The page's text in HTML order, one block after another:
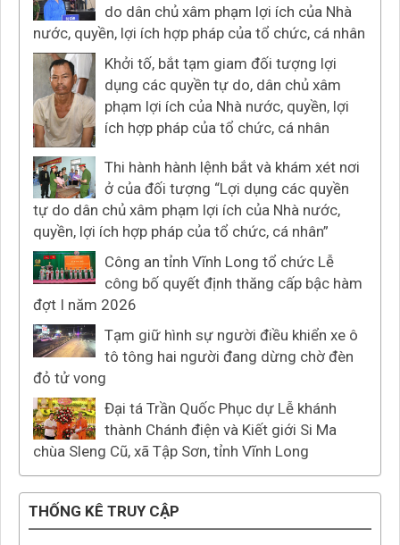
do dân chủ xâm phạm lợi ích của Nhà
nước, quyền, lợi ích hợp pháp của tổ chức, cá nhân
Khởi tố, bắt tạm giam đối tượng lợi
dụng các quyền tự do, dân chủ xâm
phạm lợi ích của Nhà nước, quyền, lợi
ích hợp pháp của tổ chức, cá nhân
Thi hành hành lệnh bắt và khám xét nơi
ở của đối tượng “Lợi dụng các quyền
tự do dân chủ xâm phạm lợi ích của Nhà nước,
quyền, lợi ích hợp pháp của tổ chức, cá nhân”
Công an tỉnh Vĩnh Long tổ chức Lễ
công bố quyết định thăng cấp bậc hàm
đợt I năm 2026
Tạm giữ hình sự người điều khiển xe ô
tô tông hai người đang dừng chờ đèn
đỏ tử vong
Đại tá Trần Quốc Phục dự Lễ khánh
thành Chánh điện và Kiết giới Si Ma
chùa Sleng Cũ, xã Tập Sơn, tỉnh Vĩnh Long
THỐNG KÊ TRUY CẬP